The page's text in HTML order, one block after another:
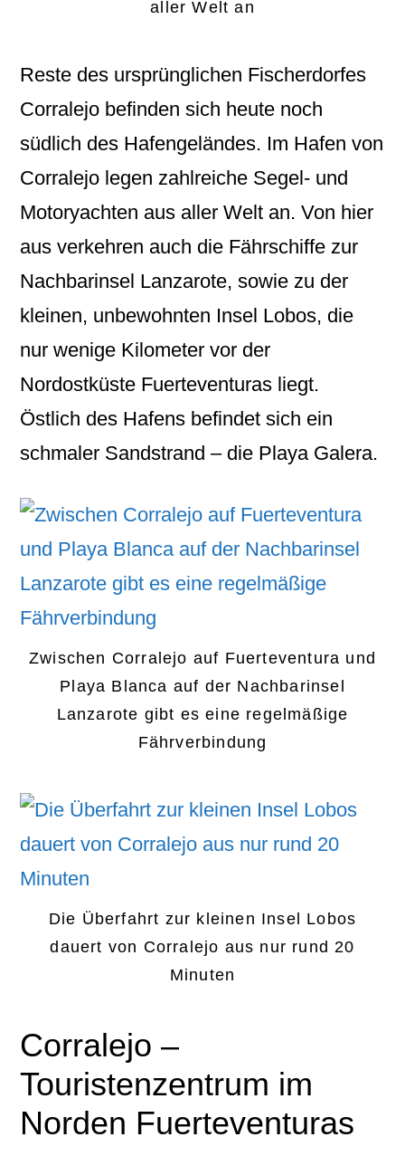
aller Welt an
Reste des ursprünglichen Fischerdorfes
Corralejo befinden sich heute noch
südlich des Hafengeländes. Im Hafen von
Corralejo legen zahlreiche Segel- und
Motoryachten aus aller Welt an. Von hier
aus verkehren auch die Fährschiffe zur
Nachbarinsel Lanzarote, sowie zu der
kleinen, unbewohnten Insel Lobos, die
nur wenige Kilometer vor der
Nordostküste Fuerteventuras liegt.
Östlich des Hafens befindet sich ein
schmaler Sandstrand – die Playa Galera.
Zwischen Corralejo auf Fuerteventura und
Playa Blanca auf der Nachbarinsel
Lanzarote gibt es eine regelmäßige
Fährverbindung
Die Überfahrt zur kleinen Insel Lobos
dauert von Corralejo aus nur rund 20
Minuten
Corralejo –
Touristenzentrum im
Norden Fuerteventuras